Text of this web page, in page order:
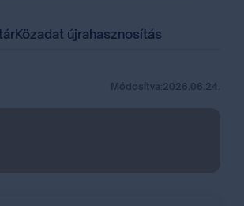
Közadat újrahasznosítás
Módosítva:2026.06.24.